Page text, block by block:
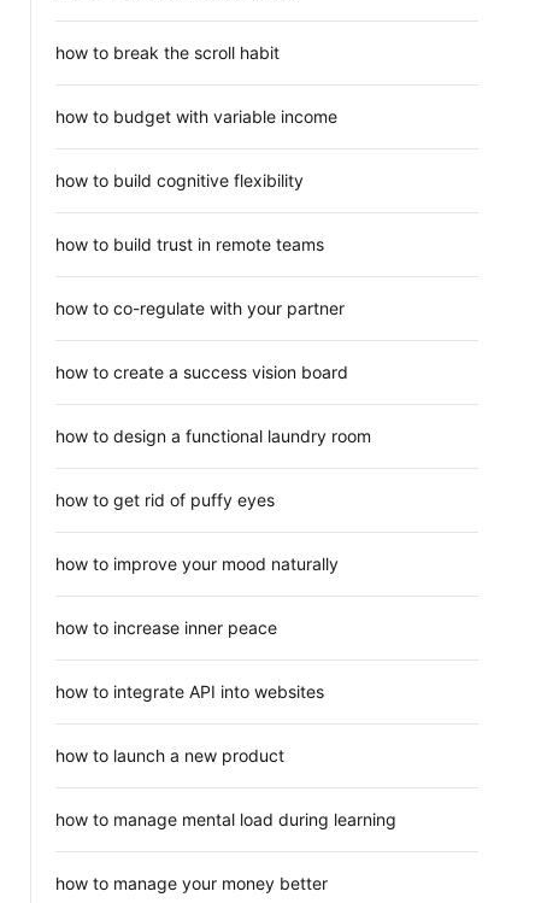
how to break the scroll habit
how to budget with variable income
how to build cognitive flexibility
how to build trust in remote teams
how to co-regulate with your partner
how to create a success vision board
how to design a functional laundry room
how to get rid of puffy eyes
how to improve your mood naturally
how to increase inner peace
how to integrate API into websites
how to launch a new product
how to manage mental load during learning
how to manage your money better